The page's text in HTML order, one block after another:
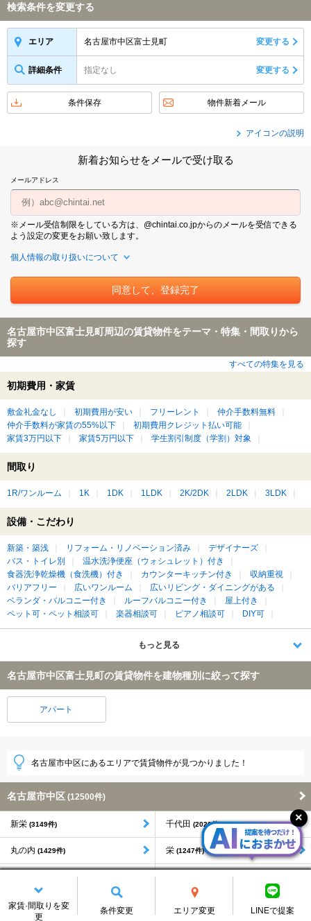
家賃·間取りを変
更
条件変更 エリア変更 LINEで提案
検索条件を変更する
エリア 名古屋市中区富士見町 変更する
詳細条件 指定なし 変更する
条件保存 物件新着メール
アイコンの説明
新着お知らせをメールで受け取る
メールアドレス
※メール受信制限をしている方は、@chintai.co.jpからのメールを受信できる
よう設定の変更をお願い致します。
個人情報の取り扱いについて
名古屋市中区富士見町周辺の賃貸物件をテーマ・特集・間取りから
探す
すべての特集を見る
初期費用・家賃
敷金礼金なし 初期費用が安い フリーレント
仲介手数料無料
仲介手数料が家賃の55%以下
初期費用クレジット払い可能
家賃3万円以下
家賃5万円以下 学生割引制度（学割）対象
間取り
1R/ワンルーム 1K 1DK 1LDK 2K/2DK 2LDK 3LDK
設備・こだわり
新築・築浅 リフォーム・リノベーション済み
デザイナーズ
バス・トイレ別
温水洗浄便座（ウォシュレット）付き
食器洗浄乾燥機（食洗機）付き
カウンターキッチン付き
収納重視
バリアフリー
広いワンルーム
広いリビング・ダイニングがある
ベランダ・バルコニー付き
ルーフバルコニー付き
屋上付き
ペット可・ペット相談可
楽器相談可 ピアノ相談可 DIY可
もっと見る
名古屋市中区富士見町の賃貸物件を建物種別に絞って探す
アパート
名古屋市中区にあるエリアで賃貸物件が見つかりました！
名古屋市中区 (12500件)
新栄 (3149件) 千代田 (2020件)
丸の内 (1429件) 栄 (1247件)
松原 (484件)